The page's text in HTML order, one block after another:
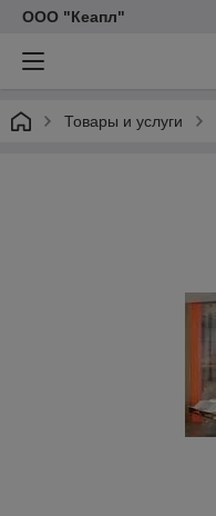
ООО "Кеапл"
Товары и услуги